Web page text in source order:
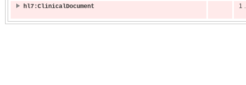
hl7:ClinicalDocument
1